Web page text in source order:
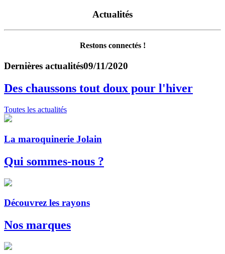
Actualités
Restons connectés !
Dernières actualités09/11/2020
Des chaussons tout doux pour l'hiver
Toutes les actualités
La maroquinerie Jolain
Qui sommes-nous ?
Découvrez les rayons
Nos marques